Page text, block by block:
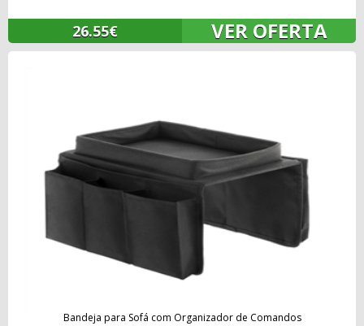
26.55€ VER OFERTA
Bandeja para Sofá com Organizador de Comandos